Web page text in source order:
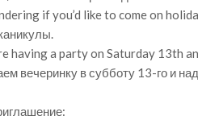
if you’d like to come on
having a party on Saturday 13th
вечеринку в субботу 13-го и